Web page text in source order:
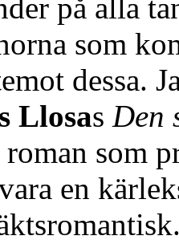
på alla
som
dessa.
Llosas Den
som
en